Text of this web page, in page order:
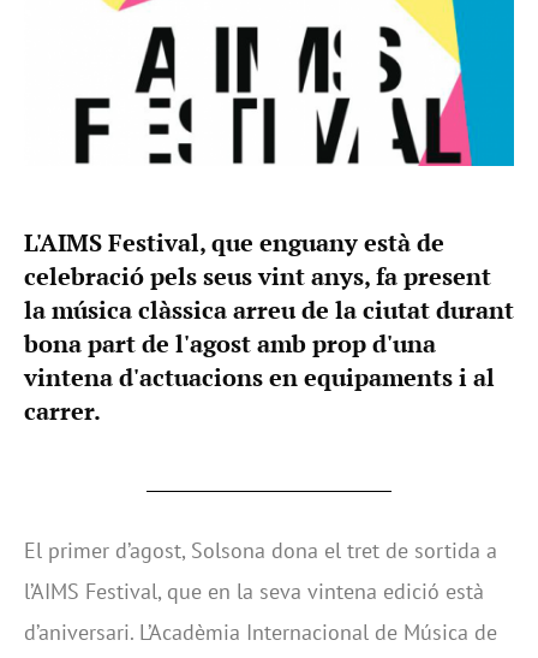
L'AIMS Festival, que enguany està de
celebració pels seus vint anys, fa present
la música clàssica arreu de la ciutat durant
bona part de l'agost amb prop d'una
vintena d'actuacions en equipaments i al
carrer.
El primer d’agost, Solsona dona el tret de sortida a
l’AIMS Festival, que en la seva vintena edició està
d’aniversari. L’Acadèmia Internacional de Música de